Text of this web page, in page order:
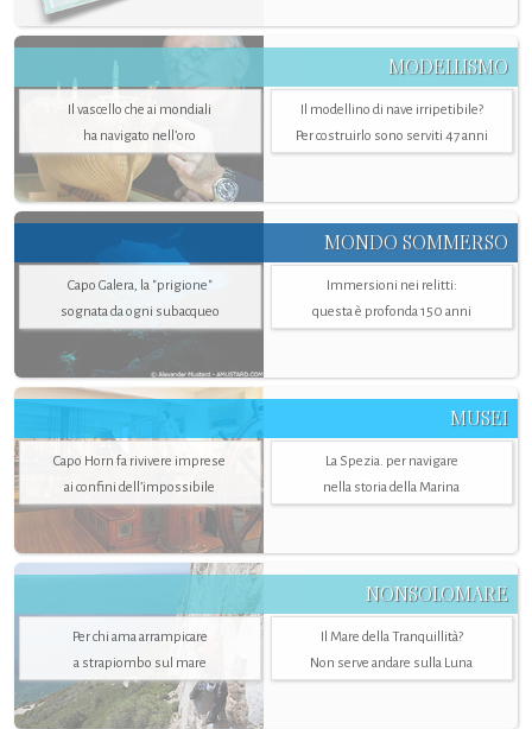
MODELLISMO
Il vascello che ai mondiali
ha navigato nell’oro
Il modellino di nave irripetibile?
Per costruirlo sono serviti 47 anni
MONDO SOMMERSO
Capo Galera, la "prigione"
sognata da ogni subacqueo
Immersioni nei relitti:
questa è profonda 150 anni
MUSEI
Capo Horn fa rivivere imprese
ai confini dell’impossibile
La Spezia. per navigare
nella storia della Marina
NONSOLOMARE
Per chi ama arrampicare
a strapiombo sul mare
Il Mare della Tranquillità?
Non serve andare sulla Luna